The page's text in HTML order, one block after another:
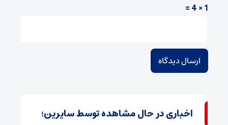
1 × 4 =
اخباری در حال مشاهده توسط سایرین؛